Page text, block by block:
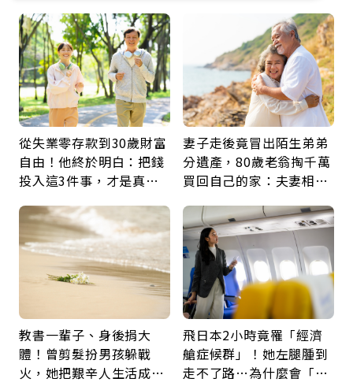
從失業零存款到30歲財富
自由！他終於明白：把錢
投入這3件事，才是真正
妻子走後竟冒出陌生弟弟
分遺產，80歲老翁掏千萬
買回自己的家：夫妻相守
教書一輩子、身後捐大
體！曾剪髮扮男孩躲戰
火，她把艱辛人生活成風
飛日本2小時竟罹「經濟
艙症候群」！她左腿腫到
走不了路…為什麼會「靜